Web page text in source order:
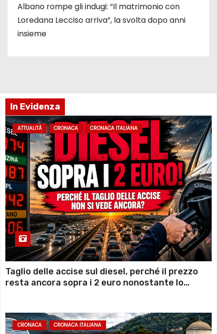
Albano rompe gli indugi: “Il matrimonio con
Loredana Lecciso arriva”, la svolta dopo anni
insieme
In Evidenza
ATTUALITÀ CRONACA CRONACA ITALIANA
Taglio delle accise sul diesel, perché il prezzo
resta ancora sopra i 2 euro nonostante lo
CRONACA CRONACA ITALIANA